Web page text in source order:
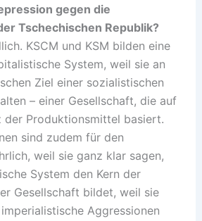
gegen die
Tschechischen Republik?
KSCM und KSM bilden eine
System, weil sie an
Ziel einer sozialistischen
– einer Gesellschaft, die auf
der Produktionsmittel basiert.
sind zudem für den
weil sie ganz klar sagen,
System den Kern der
Gesellschaft bildet, weil sie
Aggressionen